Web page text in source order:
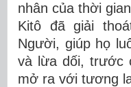
nhân của thời
Kitô đã giải
Người, giúp họ
và lừa dối, trước
mở ra với tương